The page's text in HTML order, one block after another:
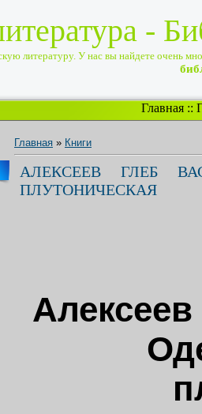
-
литературу. У нас вы найдете очень
Главная ::
Главная » Книги
АЛЕКСЕЕВ ГЛЕБ
ПЛУТОНИЧЕСКАЯ